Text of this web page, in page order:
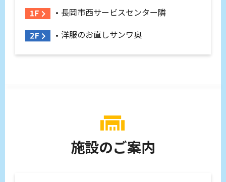
長岡市西サービスセンター隣
洋服のお直しサンワ奥
施設のご案内